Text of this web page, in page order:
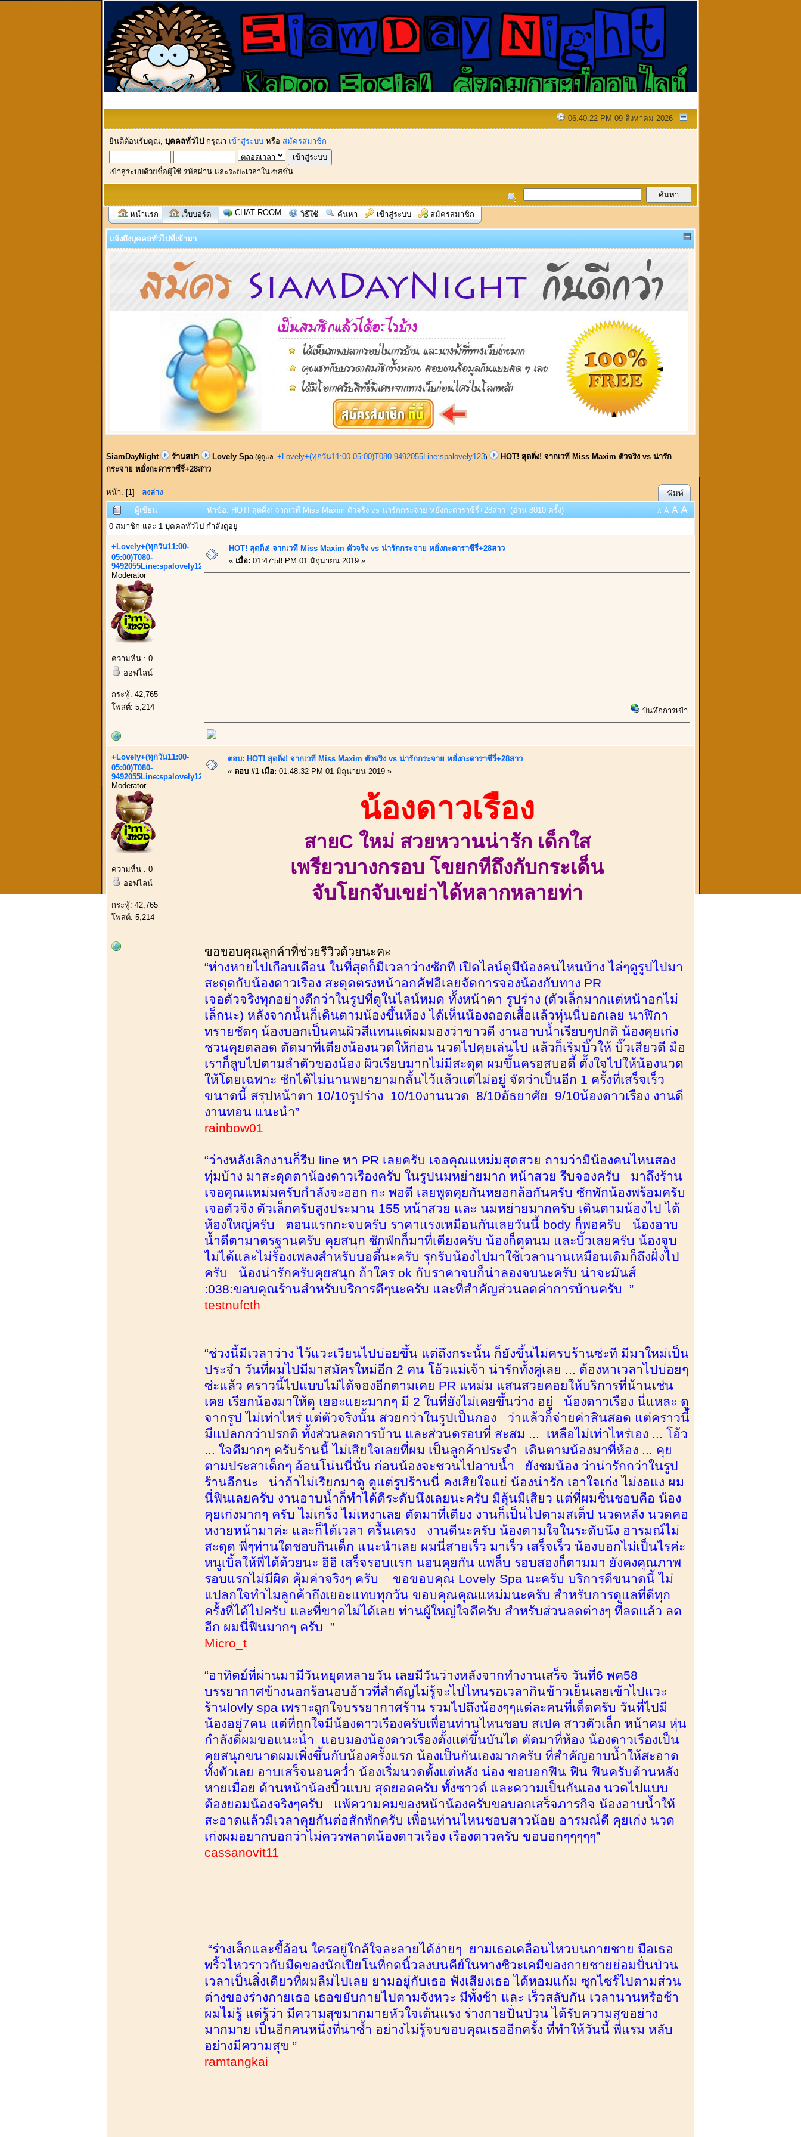
06:40:22 PM 09 สิงหาคม 2026
ยินดีต้อนรับคุณ, บุคคลทั่วไป กรุณา เข้าสู่ระบบ หรือ สมัครสมาชิก
เข้าสู่ระบบด้วยชื่อผู้ใช้ รหัสผ่าน และระยะเวลาในเซสชั่น
หน้าแรก เว็บบอร์ด CHAT ROOM วิธีใช้ ค้นหา เข้าสู่ระบบ สมัครสมาชิก
แจ้งถึงบุคคลทั่วไปที่เข้ามา
SiamDayNight ร้านสปา Lovely Spa (ผู้ดูแล: +Lovely+(ทุกวัน11:00-05:00)T080-9492055Line:spalovely123)
HOT! สุดติ่ง! จากเวที Miss Maxim ตัวจริง vs น่ารัก
กระจาย หยั่งกะดาราซีรี่+28สาว
หน้า: [1] ลงล่าง
พิมพ์
ผู้เขียน
หัวข้อ: HOT! สุดติ่ง! จากเวที Miss Maxim ตัวจริง vs น่ารักกระจาย หยั่งกะดาราซีรี่+28สาว (อ่าน 8010 ครั้ง) A A A A
0 สมาชิก และ 1 บุคคลทั่วไป กำลังดูอยู่
+Lovely+(ทุกวัน11:00-
05:00)T080-
9492055Line:spalovely123
Moderator
ความหื่น : 0
ออฟไลน์
กระทู้: 42,765
โพสต์: 5,214
HOT! สุดติ่ง! จากเวที Miss Maxim ตัวจริง vs น่ารักกระจาย หยั่งกะดาราซีรี่+28สาว
« เมื่อ: 01:47:58 PM 01 มิถุนายน 2019 »
บันทึกการเข้า
+Lovely+(ทุกวัน11:00-
05:00)T080-
9492055Line:spalovely123
Moderator
ความหื่น : 0
ออฟไลน์
กระทู้: 42,765
โพสต์: 5,214
ตอบ: HOT! สุดติ่ง! จากเวที Miss Maxim ตัวจริง vs น่ารักกระจาย หยั่งกะดาราซีรี่+28สาว
« ตอบ #1 เมื่อ: 01:48:32 PM 01 มิถุนายน 2019 »
น้องดาวเรือง
สายC ใหม่ สวยหวานน่ารัก เด็กใส
เพรียวบางกรอบ โขยกทีถึงกับกระเด็น
จับโยกจับเขย่าได้หลากหลายท่า
ขอขอบคุณลูกค้าที่ช่วยรีวิวด้วยนะคะ
“ห่างหายไปเกือบเดือน ในที่สุดก็มีเวลาว่างซักที เปิดไลน์ดูมีน้องคนไหนบ้าง ไล่ๆดูรูปไปมา
สะดุดกับน้องดาวเรือง สะดุดตรงหน้าอกคัฟอีเลยจัดการจองน้องกับทาง PR
เจอตัวจริงทุกอย่างดีกว่าในรูปที่ดูในไลน์หมด ทั้งหน้าตา รูปร่าง (ตัวเล็กมากแต่หน้าอกไม่
เล็กนะ) หลังจากนั้นก็เดินตามน้องขึ้นห้อง ได้เห็นน้องถอดเสื้อแล้วหุ่นนี่บอกเลย นาฬิกา
ทรายชัดๆ น้องบอกเป็นคนผิวสีแทนแต่ผมมองว่าขาวดี งานอาบน้ำเรียบๆปกติ น้องคุยเก่ง
ชวนคุยตลอด ตัดมาที่เตียงน้องนวดให้ก่อน นวดไปคุยเล่นไป แล้วก็เริ่มบิ๊วให้ บิ๊วเสียวดี มือ
เราก็ลูบไปตามลำตัวของน้อง ผิวเรียบมากไม่มีสะดุด ผมขึ้นครอสบอดี้ ตั้งใจไปให้น้องนวด
ให้โดยเฉพาะ ชักได้ไม่นานพยายามกลั้นไว้แล้วแต่ไม่อยู่ จัดว่าเป็นอีก 1 ครั้งที่เสร็จเร็ว
ขนาดนี้ สรุปหน้าตา 10/10รูปร่าง 10/10งานนวด 8/10อัธยาศัย 9/10น้องดาวเรือง งานดี
งานทอน แนะนำ”
rainbow01
“ว่างหลังเลิกงานก็รีบ line หา PR เลยครับ เจอคุณแหม่มสุดสวย ถามว่ามีน้องคนไหนสอง
ทุ่มบ้าง มาสะดุดตาน้องดาวเรืองครับ ในรูปนมหย่ายมาก หน้าสวย รีบจองครับ มาถึงร้าน
เจอคุณแหม่มครับกำลังจะออก กะ พอดี เลยพูดคุยกันหยอกล้อกันครับ ซักพักน้องพร้อมครับ
เจอตัวจิง ตัวเล็กครับสูงประมาน 155 หน้าสวย และ นมหย่ายมากครับ เดินตามน้องไป ได้
ห้องใหญ่ครับ ตอนแรกกะจบครับ ราคาแรงเหมือนกันเลยวันนี้ body ก็พอครับ น้องอาบ
น้ำดีตามาตรฐานครับ คุยสนุก ซักพักก็มาที่เตียงครับ น้องก็ดูดนม และบิ้วเลยครับ น้องจูบ
ไม่ได้และไม่ร้องเพลงสำหรับบอดี้นะครับ รุกรับน้องไปมาใช้เวลานานเหมือนเดิมก็ถึงฝั่งไป
ครับ น้องน่ารักครับคุยสนุก ถ้าใคร ok กับราคาจบก็น่าลองจบนะครับ น่าจะมันส์
:038:ขอบคุณร้านสำหรับบริการดีๆนะครับ และที่สำคัญส่วนลดค่าการบ้านครับ ”
testnufcth
“ช่วงนี้มีเวลาว่าง ไว้แวะเวียนไปบ่อยขึ้น แต่ถึงกระนั้น ก็ยังขึ้นไม่ครบร้านซ่ะที มีมาใหม่เป็น
ประจำ วันที่ผมไปมีมาสมัครใหม่อีก 2 คน โอ้วแม่เจ้า น่ารักทั้งคู่เลย ... ต้องหาเวลาไปบ่อยๆ
ซ่ะแล้ว คราวนี้ไปแบบไม่ได้จองอีกตามเคย PR แหม่ม แสนสวยคอยให้บริการที่น้านเช่น
เคย เรียกน้องมาให้ดู เยอะแยะมากๆ มี 2 ในที่ยังไม่เคยขึ้นว่าง อยู่ น้องดาวเรือง นี่แหละ ดู
จากรูป ไม่เท่าไหร่ แต่ตัวจริงนั้น สวยกว่าในรูปเป็นกอง ว่าแล้วก็จ่ายค่าสินสอด แต่คราวนี้
มีแปลกกว่าปรกติ ทั้งส่วนลดการบ้าน และส่วนดรอบที่ สะสม ... เหลือไม่เท่าไหร่เอง ... โอ้ว
... ใจดีมากๆ ครับร้านนี้ ไม่เสียใจเลยที่ผม เป็นลูกค้าประจำ เดินตามน้องมาที่ห้อง ... คุย
ตามประสาเด็กๆ อ้อนโน่นนี่นั่น ก่อนน้องจะชวนไปอาบน้ำ ยังชมน้อง ว่าน่ารักกว่าในรูป
ร้านอีกนะ น่าถ้าไม่เรียกมาดู ดูแต่รูปร้านนี่ คงเสียใจแย่ น้องน่ารัก เอาใจเก่ง ไม่งอแง ผม
นี่ฟินเลยครับ งานอาบน้ำก็ทำได้ดีระดับนึงเลยนะครับ มีลุ้นมีเสียว แต่ที่ผมชื่นชอบคือ น้อง
คุยเก่งมากๆ ครับ ไม่เกร็ง ไม่เหงาเลย ตัดมาที่เตียง งานก็เป็นไปตามสเต็ป นวดหลัง นวดคอ
หงายหน้ามาค่ะ และก็ได้เวลา ครื้นเครง งานดีนะครับ น้องตามใจในระดับนึง อารมณ์ไม่
สะดุด พี่ๆท่านใดชอบกินเด็ก แนะนำเลย ผมนี่สายเร็ว มาเร็ว เสร็จเร็ว น้องบอกไม่เป็นไรค่ะ
หนูเบิ้ลให้พี่ได้ด้วยนะ อิอิ เสร็จรอบแรก นอนคุยกัน แพล็บ รอบสองก็ตามมา ยังคงคุณภาพ
รอบแรกไม่มีผิด คุ้มค่าจริงๆ ครับ ขอขอบคุณ Lovely Spa นะครับ บริการดีขนาดนี้ ไม่
แปลกใจทำไมลูกค้าถึงเยอะแทบทุกวัน ขอบคุณคุณแหม่มนะครับ สำหรับการดูแลที่ดีทุก
ครั้งที่ได้ไปครับ และที่ขาดไม่ได้เลย ท่านผู้ใหญ่ใจดีครับ สำหรับส่วนลดต่างๆ ที่ลดแล้ว ลด
อีก ผมนี่ฟินมากๆ ครับ ”
Micro_t
“อาทิตย์ที่ผ่านมามีวันหยุดหลายวัน เลยมีวันว่างหลังจากทำงานเสร็จ วันที่6 พค58
บรรยากาศข้างนอกร้อนอบอ้าวที่สำคัญไม่รู้จะไปไหนรอเวลากินข้าวเย็นเลยเข้าไปแวะ
ร้านlovly spa เพราะถูกใจบรรยากาศร้าน รวมไปถึงน้องๆๆแต่ละคนที่เด็ดครับ วันที่ไปมี
น้องอยู่7คน แต่ที่ถูกใจมีน้องดาวเรืองครับเพื่อนท่านไหนชอบ สเปค สาวตัวเล็ก หน้าคม หุ่น
กำลังดีผมขอแนะนำ แอบมองน้องดาวเรืองตั้งแต่ขึ้นบันได ตัดมาที่ห้อง น้องดาวเรืองเป็น
คุยสนุกขนาดผมเพิ่งขึ้นกับน้องครั้งแรก น้องเป็นกันเองมากครับ ที่สำคัญอาบน้ำให้สะอาด
ทั้งตัวเลย อาบเสร็จนอนคว่ำ น้องเริ่มนวดตั้งแต่หลัง น่อง ขอบอกฟิน ฟิน ฟินครับด้านหลัง
หายเมื่อย ด้านหน้าน้องบิ้วแบบ สุดยอดครับ ทั้งซาวด์ และความเป็นกันเอง นวดไปแบบ
ต้องยอมน้องจริงๆครับ แพ้ความคมของหน้าน้องครับขอบอกเสร็จภารกิจ น้องอาบน้ำให้
สะอาดแล้วมีเวลาคุยกันต่อสักพักครับ เพื่อนท่านไหนชอบสาวน้อย อารมณ์ดี คุยเก่ง นวด
เก่งผมอยากบอกว่าไม่ควรพลาดน้องดาวเรือง เรืองดาวครับ ขอบอกๆๆๆๆๆ”
cassanovit11
“ร่างเล็กและขี้อ้อน ใครอยู่ใกล้ใจละลายได้ง่ายๆ ยามเธอเคลื่อนไหวบนกายชาย มือเธอ
พริ้วไหวราวกับมืดของนักเปียโนที่กดนิ้วลงบนคีย์ในทางชีวะเคมีของกายชายย่อมปั่นป่วน
เวลาเป็นสิ่งเดียวที่ผมลืมไปเลย ยามอยู่กับเธอ ฟังเสียงเธอ ได้หอมแก้ม ซุกไซร์ไปตามส่วน
ต่างของร่างกายเธอ เธอขยับกายไปตามจังหวะ มีทั้งช้า และ เร็วสลับกัน เวลานานหรือช้า
ผมไม่รู้ แต่รู้ว่า มีความสุขมากมายหัวใจเต้นแรง ร่างกายปั่นป่วน ได้รับความสุขอย่าง
มากมาย เป็นอีกคนหนึ่งที่น่าซ้ำ อย่างไม่รู้จบขอบคุณเธออีกครั้ง ที่ทำให้วันนี้ พี่แรม หลับ
อย่างมีความสุข ”
ramtangkai